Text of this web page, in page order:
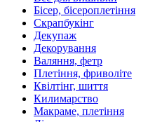
Бісер, бісероплетіння
Скрапбукінг
Декупаж
Декорування
Валяння, фетр
Плетіння, фриволіте
Квілтінг, шиття
Килимарство
Макраме, плетіння